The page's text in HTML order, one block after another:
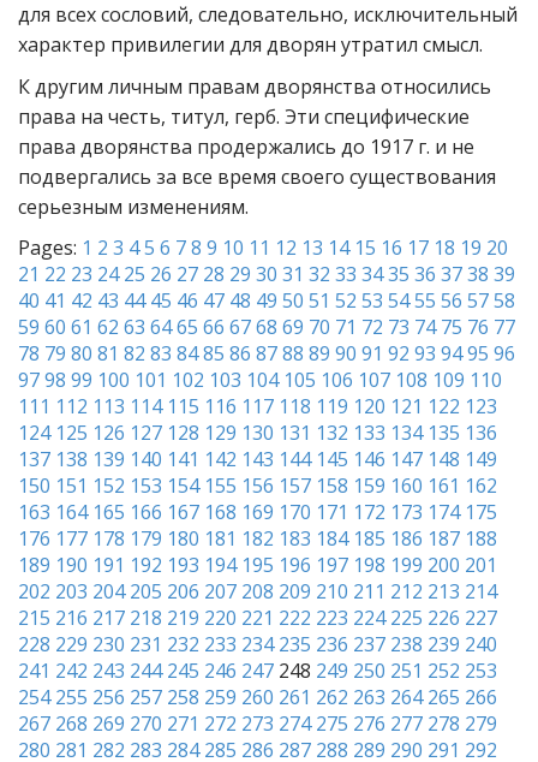
для всех сословий, следовательно, исключительный
характер привилегии для дворян утратил смысл.
К другим личным правам дворянства относились
права на честь, титул, герб. Эти специфические
права дворянства продержались до 1917 г. и не
подвергались за все время своего существования
серьезным изменениям.
Pages: 1 2 3 45 6 78 9 10 11 12 13 14 15 16 17 18 19 20
21 22 23 24 25 26 27 28 29 30 31 32 33 3435 36 3738 39
40 41 42 43 44 45 46 47 48 49 50 51 52 53 5455 56 5758
59 60 61 62 63 6465 66 6768 69 70 71 72 73 74 75 76 77
78 79 80 81 82 83 8485 86 8788 89 90 91 92 93 9495 96
9798 99 100 101 102 103 104 105 106 107 108 109 110
111 112 113 114 115 116 117 118 119 120 121 122 123
124 125 126 127 128 129 130 131 132 133 134 135 136
137 138 139 140 141 142 143 144 145 146 147 148 149
150 151 152 153 154 155 156 157 158 159 160 161 162
163 164 165 166 167 168 169 170 171 172 173 174 175
176 177 178 179 180 181 182 183 184 185 186 187 188
189 190 191 192 193 194 195 196 197 198 199 200 201
202 203 204 205 206 207 208 209 210 211 212 213 214
215 216 217 218 219 220 221 222 223 224 225 226 227
228 229 230 231 232 233 234 235 236 237 238 239 240
241 242 243 244 245 246 247 248 249 250 251 252 253
254 255 256 257 258 259 260 261 262 263 264 265 266
267 268 269 270 271 272 273 274 275 276 277 278 279
280 281 282 283 284 285 286 287 288 289 290 291 292